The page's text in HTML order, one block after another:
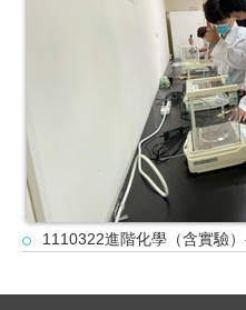
1110322進階化學（含實驗